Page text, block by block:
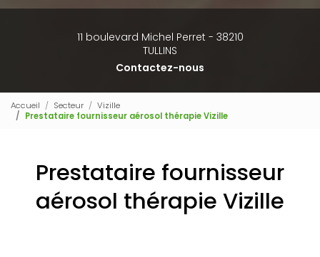
11 boulevard Michel Perret - 38210
TULLINS
Contactez-nous
Accueil Secteur
Vizille
Prestataire fournisseur aérosol thérapie Vizille
Prestataire fournisseur
aérosol thérapie Vizille